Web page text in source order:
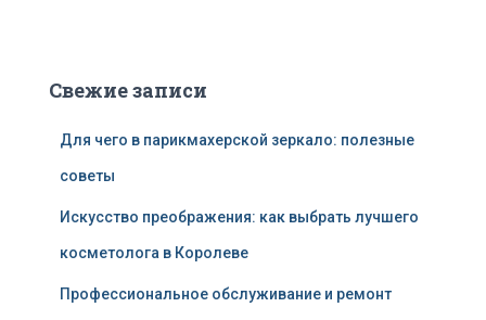
Свежие записи
Для чего в парикмахерской зеркало: полезные
советы
Искусство преображения: как выбрать лучшего
косметолога в Королеве
Профессиональное обслуживание и ремонт